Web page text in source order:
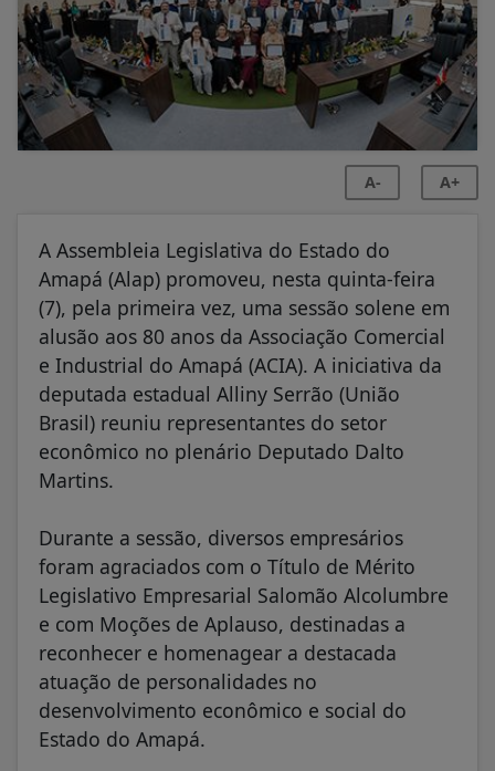
A- A+
A Assembleia Legislativa do Estado do
Amapá (Alap) promoveu, nesta quinta-feira
(7), pela primeira vez, uma sessão solene em
alusão aos 80 anos da Associação Comercial
e Industrial do Amapá (ACIA). A iniciativa da
deputada estadual Alliny Serrão (União
Brasil) reuniu representantes do setor
econômico no plenário Deputado Dalto
Martins.
Durante a sessão, diversos empresários
foram agraciados com o Título de Mérito
Legislativo Empresarial Salomão Alcolumbre
e com Moções de Aplauso, destinadas a
reconhecer e homenagear a destacada
atuação de personalidades no
desenvolvimento econômico e social do
Estado do Amapá.